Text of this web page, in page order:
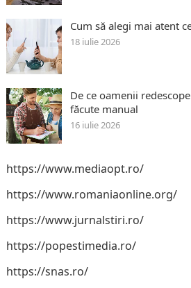
Cum să alegi mai atent
18 iulie 2026
De ce oamenii
făcute manual
16 iulie 2026
https://www.mediaopt.ro/
https://www.romaniaonline.org/
https://www.jurnalstiri.ro/
https://popestimedia.ro/
https://snas.ro/